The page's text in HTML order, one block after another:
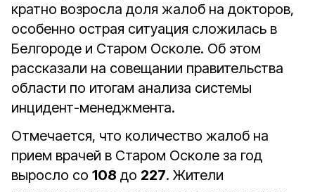
кратно возросла доля жалоб на докторов,
особенно острая ситуация сложилась в
Белгороде и Старом Осколе. Об этом
рассказали на совещании правительства
области по итогам анализа системы
инцидент-менеджмента.
Отмечается, что количество жалоб на
прием врачей в Старом Осколе за год
выросло со 108 до 227. Жители